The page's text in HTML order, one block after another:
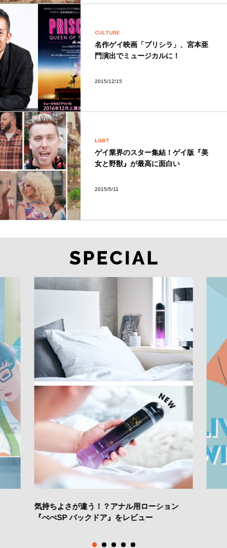
CULTURE
名作ゲイ映画「プリシラ」、宮本亜
門演出でミュージカルに！
2015/12/15
LGBT
ゲイ業界のスター集結！ゲイ版『美
女と野獣』が最高に面白い
2015/5/11
気持ちよさが違う！？アナル用ローション
『ぺぺSP バックドア』をレビュー